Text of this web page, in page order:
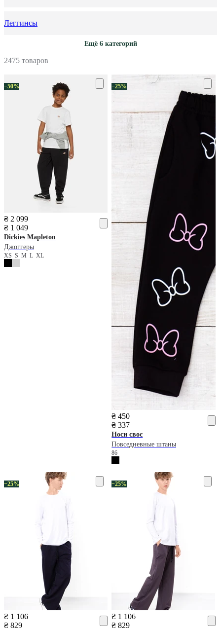
Леггинсы
Ещё 6 категорий
2475 товаров
−50%
₴ 2 099
₴ 1 049
Dickies Mapleton
Джоггеры
XS S M L XL
−25%
₴ 450
₴ 337
Носи своє
Повседневные штаны
86
−25%
₴ 1 106
₴ 829
−25%
₴ 1 106
₴ 829